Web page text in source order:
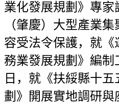
業化發展規劃》專
（肇慶）大型產業
容受法令保護，就
務業發展規劃》編制
日，就《扶綏縣十
劃》開展實地調研與